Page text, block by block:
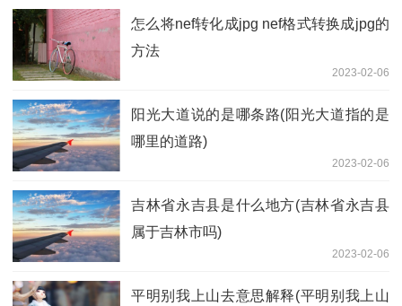
怎么将nef转化成jpg nef格式转换成jpg的
方法
2023-02-06
阳光大道说的是哪条路(阳光大道指的是
哪里的道路)
2023-02-06
吉林省永吉县是什么地方(吉林省永吉县
属于吉林市吗)
2023-02-06
平明别我上山去意思解释(平明别我上山